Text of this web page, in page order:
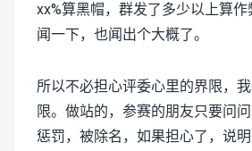
xx%算黑帽，群发了多少以上算作
闻一下，也闻出个大概了。
所以不必担心评委心里的界限，
限。做站的，参赛的朋友只要问
惩罚，被除名，如果担心了，说